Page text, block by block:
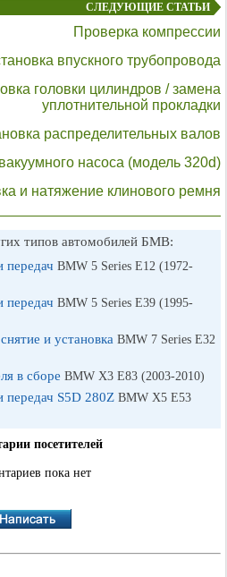
СЛЕДУЮЩИЕ СТАТЬИ
Проверка компрессии
впускного трубопровода
головки цилиндров / замена
уплотнительной прокладки
распределительных валов
насоса (модель 320d)
и натяжение клинового ремня
типов автомобилей БМВ:
передач BMW 5 Series E12 (1972-
передач BMW 5 Series E39 (1995-
и установка BMW 7 Series E32
в сборе BMW X3 E83 (2003-2010)
передач S5D 280Z BMW X5 E53
посетителей
пока нет